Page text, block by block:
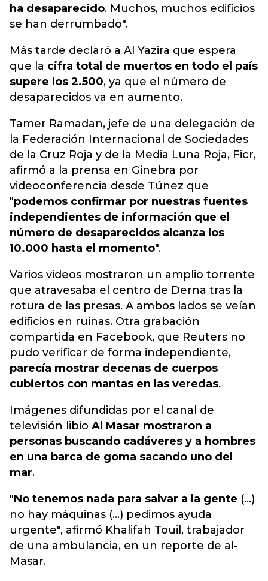
ha desaparecido. Muchos, muchos edificios
se han derrumbado".
Más tarde declaró a Al Yazira que espera
que la cifra total de muertos en todo el país
supere los 2.500, ya que el número de
desaparecidos va en aumento.
Tamer Ramadan, jefe de una delegación de
la Federación Internacional de Sociedades
de la Cruz Roja y de la Media Luna Roja, Ficr,
afirmó a la prensa en Ginebra por
videoconferencia desde Túnez que
"podemos confirmar por nuestras fuentes
independientes de información que el
número de desaparecidos alcanza los
10.000 hasta el momento".
Varios videos mostraron un amplio torrente
que atravesaba el centro de Derna tras la
rotura de las presas. A ambos lados se veían
edificios en ruinas. Otra grabación
compartida en Facebook, que Reuters no
pudo verificar de forma independiente,
parecía mostrar decenas de cuerpos
cubiertos con mantas en las veredas.
Imágenes difundidas por el canal de
televisión libio Al Masar mostraron a
personas buscando cadáveres y a hombres
en una barca de goma sacando uno del
mar.
"No tenemos nada para salvar a la gente (...)
no hay máquinas (...) pedimos ayuda
urgente", afirmó Khalifah Touil, trabajador
de una ambulancia, en un reporte de al-
Masar.